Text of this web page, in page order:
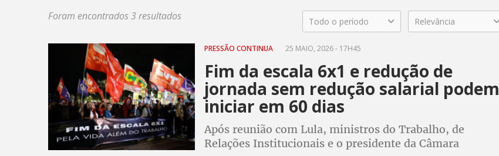
Foram encontrados 3 resultados Todo o período Relevância
PRESSÃO CONTINUA 25 MAIO, 2026 - 17H45
Fim da escala 6x1 e redução de
jornada sem redução salarial podem
iniciar em 60 dias
Após reunião com Lula, ministros do Trabalho, de
Relações Institucionais e o presidente da Câmara